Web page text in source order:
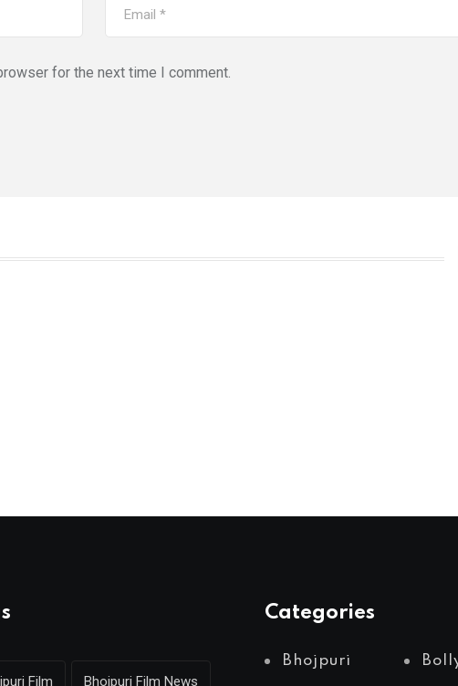
for the next time I comment.
Film Bhojpuri Film News
Categories
Bhojpuri